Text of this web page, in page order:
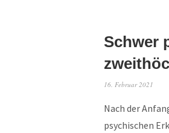
Schwer
16. Februar 2021
Nach der
psychischen